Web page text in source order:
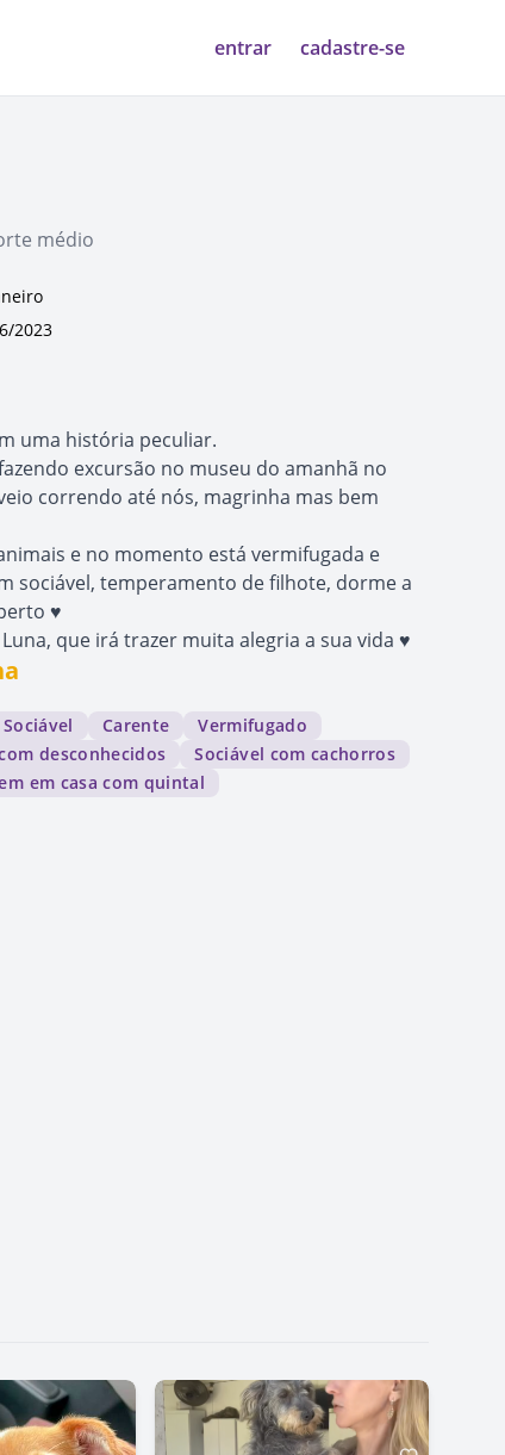
entrar cadastre-se
médio
2023
uma história peculiar.
excursão no museu do amanhã no
correndo até nós, magrinha mas bem
e no momento está vermifugada e
sociável, temperamento de filhote, dorme a
♥️
que irá trazer muita alegria a sua vida ♥️
Sociável Carente
Vermifugado
desconhecidos
Sociável com cachorros
em casa com quintal